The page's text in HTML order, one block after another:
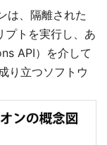
は、隔離された
プトを実行し、あ
API）を介して
り立つソフトウ